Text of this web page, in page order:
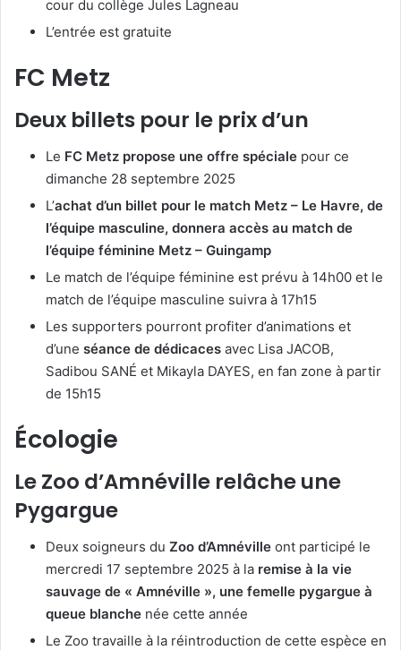
cour du collège Jules Lagneau
L’entrée est gratuite
FC Metz
Deux billets pour le prix d’un
Le FC Metz propose une offre spéciale pour ce
dimanche 28 septembre 2025
L’achat d’un billet pour le match Metz – Le Havre, de
l’équipe masculine, donnera accès au match de
l’équipe féminine Metz – Guingamp
Le match de l’équipe féminine est prévu à 14h00 et le
match de l’équipe masculine suivra à 17h15
Les supporters pourront profiter d’animations et
d’une séance de dédicaces avec Lisa JACOB,
Sadibou SANÉ et Mikayla DAYES, en fan zone à partir
de 15h15
Écologie
Le Zoo d’Amnéville relâche une
Pygargue
Deux soigneurs du Zoo d’Amnéville ont participé le
mercredi 17 septembre 2025 à la remise à la vie
sauvage de « Amnéville », une femelle pygargue à
queue blanche née cette année
Le Zoo travaille à la réintroduction de cette espèce en